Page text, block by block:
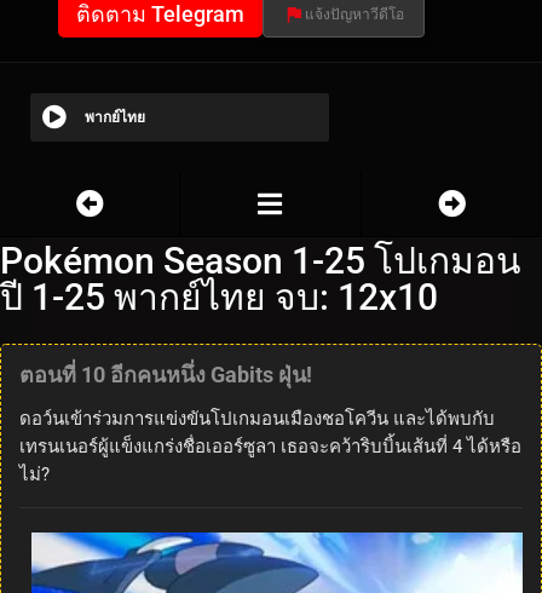
ติดตาม Telegram แจ้งปัญหาวีดีโอ
พากย์ไทย
Pokémon Season 1-25 โปเกมอน
ปี 1-25 พากย์ไทย จบ: 12x10
ตอนที่ 10 อีกคนหนึ่ง Gabits ฝุ่น!
ดอว์นเข้าร่วมการแข่งขันโปเกมอนเมืองชอโควีน และได้พบกับ
เทรนเนอร์ผู้แข็งแกร่งชื่อเออร์ซูลา เธอจะคว้าริบบิ้นเส้นที่ 4 ได้หรือ
ไม่?